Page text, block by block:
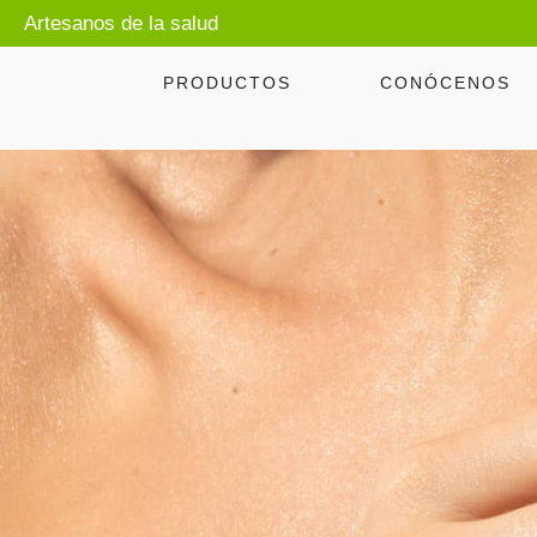
Artesanos de la salud
PRODUCTOS CONÓCENOS